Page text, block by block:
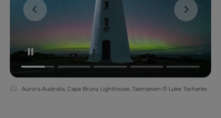
Aurora Australis, Cape Bruny Lighthouse, Tasmanien © Luke Tscharke